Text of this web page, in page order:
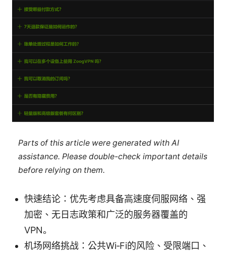
Parts of this article were generated with AI
assistance. Please double-check important details
before relying on them.
快速结论：优先考虑具备高速度伺服网络、强
加密、无日志政策和广泛的服务器覆盖的
VPN。
机场网络挑战：公共Wi‑Fi的风险、受限端口、